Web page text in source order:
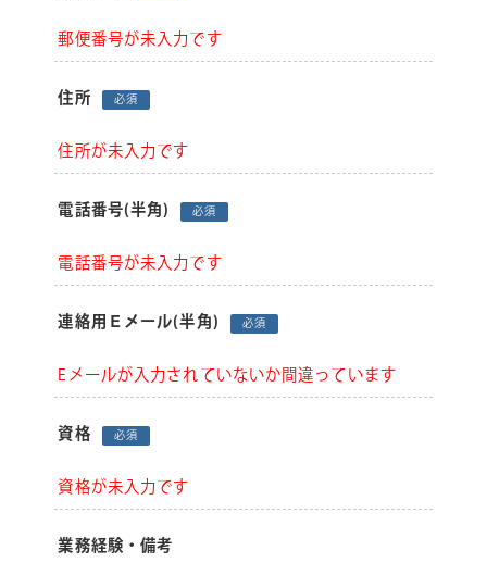
郵便番号が未入力です
住所 必須
住所が未入力です
電話番号(半角) 必須
電話番号が未入力です
連絡用Ｅメール(半角) 必須
Eメールが入力されていないか間違っています
資格 必須
資格が未入力です
業務経験・備考